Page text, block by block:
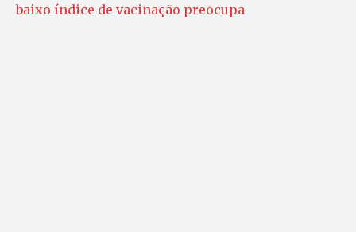
baixo índice de vacinação preocupa